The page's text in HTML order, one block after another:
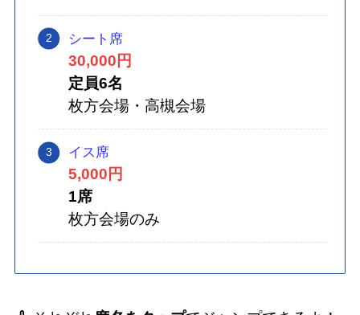
シート席
30,000円
定員6名
枚方会場・高槻会場
イス席
5,000円
1席
枚方会場のみ